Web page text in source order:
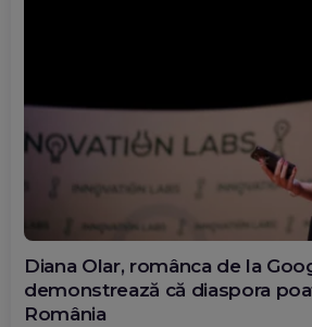
Diana Olar, românca de la
demonstrează că diaspora
România